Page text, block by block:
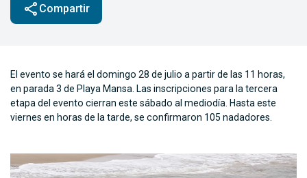
share Compartir
El evento se hará el domingo 28 de julio a partir de las 11 horas,
en parada 3 de Playa Mansa. Las inscripciones para la tercera
etapa del evento cierran este sábado al mediodía. Hasta este
viernes en horas de la tarde, se confirmaron 105 nadadores.